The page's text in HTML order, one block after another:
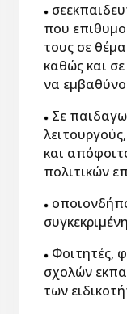
που
τους σε
καθώς και
να
Σε
και
πολιτικών
Φοιτητές,
σχολών
των